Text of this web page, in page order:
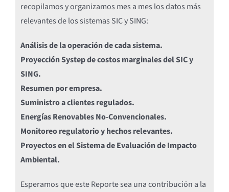
recopilamos y organizamos mes a mes los datos más
relevantes de los sistemas SIC y SING:
Análisis de la operación de cada sistema.
Proyección Systep de costos marginales del SIC y
SING.
Resumen por empresa.
Suministro a clientes regulados.
Energías Renovables No-Convencionales.
Monitoreo regulatorio y hechos relevantes.
Proyectos en el Sistema de Evaluación de Impacto
Ambiental.
Esperamos que este Reporte sea una contribución a la